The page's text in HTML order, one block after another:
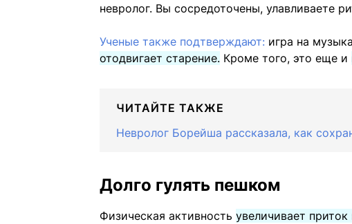
невролог. Вы сосредоточены, улавливаете
Ученые также подтверждают: игра на
отодвигает старение. Кроме того, это еще и
ЧИТАЙТЕ ТАКЖЕ
Невролог Борейша рассказала, как
Долго гулять пешком
Физическая активность увеличивает